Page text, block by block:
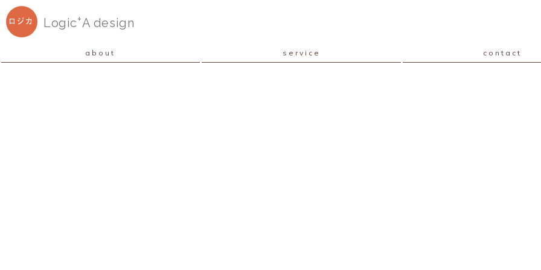
ロジカ Logic+A design
about service contact